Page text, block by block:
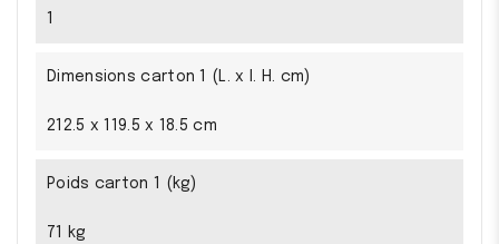
Dimensions carton 1 (L. x l. H. cm)
212.5 x 119.5 x 18.5 cm
Poids carton 1 (kg)
71 kg